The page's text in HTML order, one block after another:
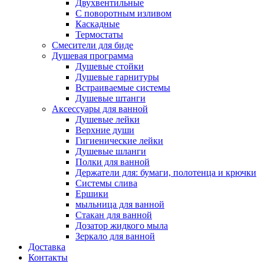
Двухвентильные
С поворотным изливом
Каскадные
Термостаты
Смесители для биде
Душевая программа
Душевые стойки
Душевые гарнитуры
Встраиваемые системы
Душевые штанги
Аксессуары для ванной
Душевые лейки
Верхние души
Гигиенические лейки
Душевые шланги
Полки для ванной
Держатели для: бумаги, полотенца и крючки
Системы слива
Ершики
мыльница для ванной
Стакан для ванной
Дозатор жидкого мыла
Зеркало для ванной
Доставка
Контакты